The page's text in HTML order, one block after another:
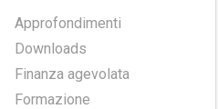
Approfondimenti
Downloads
Finanza agevolata
Formazione